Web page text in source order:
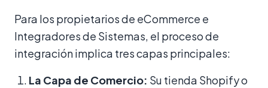
Para los propietarios de eCommerce e
Integradores de Sistemas, el proceso de
integración implica tres capas principales:
La Capa de Comercio: Su tienda Shopify o